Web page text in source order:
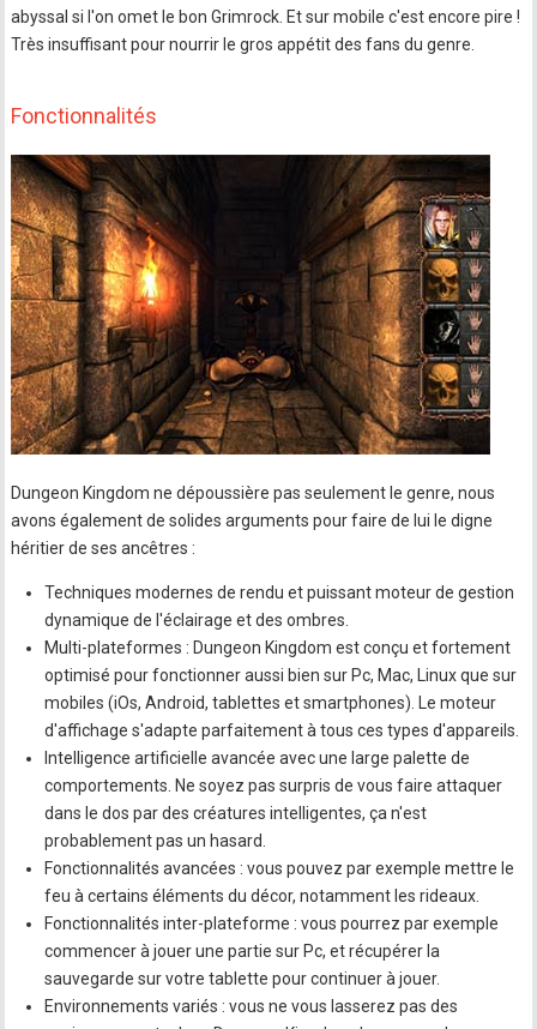
abyssal si l'on omet le bon Grimrock. Et sur mobile c'est encore pire !
Très insuffisant pour nourrir le gros appétit des fans du genre.
Fonctionnalités
Dungeon Kingdom ne dépoussière pas seulement le genre, nous
avons également de solides arguments pour faire de lui le digne
héritier de ses ancêtres :
Techniques modernes de rendu et puissant moteur de gestion
dynamique de l'éclairage et des ombres.
Multi-plateformes : Dungeon Kingdom est conçu et fortement
optimisé pour fonctionner aussi bien sur Pc, Mac, Linux que sur
mobiles (iOs, Android, tablettes et smartphones). Le moteur
d'affichage s'adapte parfaitement à tous ces types d'appareils.
Intelligence artificielle avancée avec une large palette de
comportements. Ne soyez pas surpris de vous faire attaquer
dans le dos par des créatures intelligentes, ça n'est
probablement pas un hasard.
Fonctionnalités avancées : vous pouvez par exemple mettre le
feu à certains éléments du décor, notamment les rideaux.
Fonctionnalités inter-plateforme : vous pourrez par exemple
commencer à jouer une partie sur Pc, et récupérer la
sauvegarde sur votre tablette pour continuer à jouer.
Environnements variés : vous ne vous lasserez pas des